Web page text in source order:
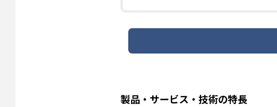
製品・サービス・技術の特長